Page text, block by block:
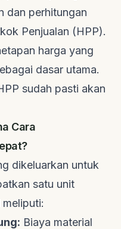
dan perhitungan
Penjualan (HPP).
harga yang
dasar utama.
sudah pasti akan
Cara
dikeluarkan untuk
satu unit
Biaya material